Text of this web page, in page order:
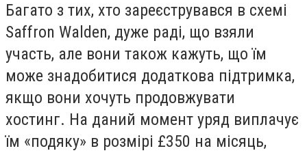
Багато з тих, хто зареєструвався в схемі
Saffron Walden, дуже раді, що взяли
участь, але вони також кажуть, що їм
може знадобитися додаткова підтримка,
якщо вони хочуть продовжувати
хостинг. На даний момент уряд виплачує
їм «подяку» в розмірі £350 на місяць,